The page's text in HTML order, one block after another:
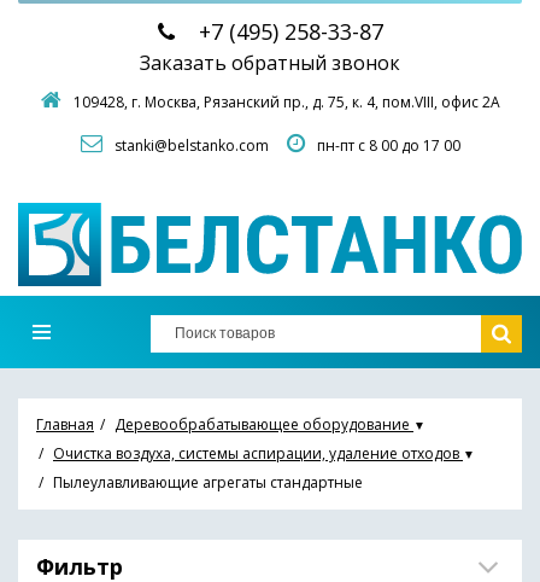
+7 (495)258-33-87
Заказать обратный звонок
109428, г. Москва,Рязанский пр., д. 75, к. 4, пом.VIII, офис 2А
stanki@belstanko.com пн-пт с 8 00 до 17 00
Главная Деревообрабатывающее оборудование ▼
Очистка воздуха, системы аспирации, удаление отходов ▼
Пылеулавливающие агрегаты стандартные
Фильтр